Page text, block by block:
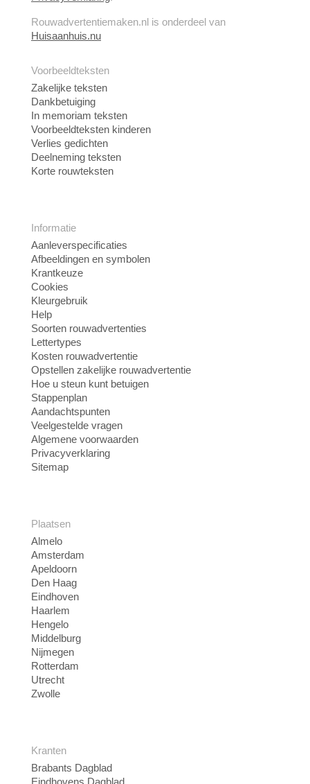
Rouwadvertentiemaken.nl is onderdeel van
Huisaanhuis.nu
Voorbeeldteksten
Zakelijke teksten
Dankbetuiging
In memoriam teksten
Voorbeeldteksten kinderen
Verlies gedichten
Deelneming teksten
Korte rouwteksten
Informatie
Aanleverspecificaties
Afbeeldingen en symbolen
Krantkeuze
Cookies
Kleurgebruik
Help
Soorten rouwadvertenties
Lettertypes
Kosten rouwadvertentie
Opstellen zakelijke rouwadvertentie
Hoe u steun kunt betuigen
Stappenplan
Aandachtspunten
Veelgestelde vragen
Algemene voorwaarden
Privacyverklaring
Sitemap
Plaatsen
Almelo
Amsterdam
Apeldoorn
Den Haag
Eindhoven
Haarlem
Hengelo
Middelburg
Nijmegen
Rotterdam
Utrecht
Zwolle
Kranten
Brabants Dagblad
Eindhovens Dagblad